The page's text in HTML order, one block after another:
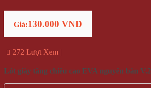
Giá:130.000 VNĐ
272 Lượt Xem
Lót giày tăng chiều cao EVA nguyên bàn V.2